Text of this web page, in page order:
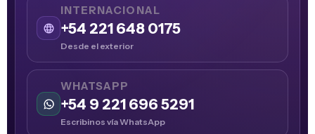
INTERNACIONAL
+54 221 648 0175
Desde el exterior
WHATSAPP
+54 9 221 696 5291
Escribinos vía WhatsApp